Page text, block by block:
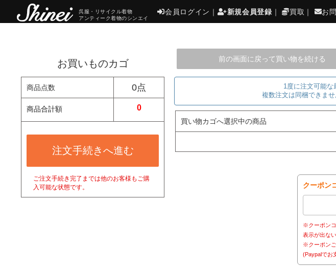
呉服・リサイクル着物
アンティーク着物のシンエイ
会員ログイン ｜ 新規会員登録 ｜ 買取 ｜ お
お買いものカゴ
商品点数 0点
商品合計額 0
注文手続きへ進む
ご注文手続き完了までは他のお客様もご購
入可能な状態です。
前の画面に戻って買い物を続ける
1度に注文可能な
複数注文は同梱できま
買い物カゴへ選択中の商品
クーポン
※クーポン
表示が出な
※クーポンご
(Paypalでお